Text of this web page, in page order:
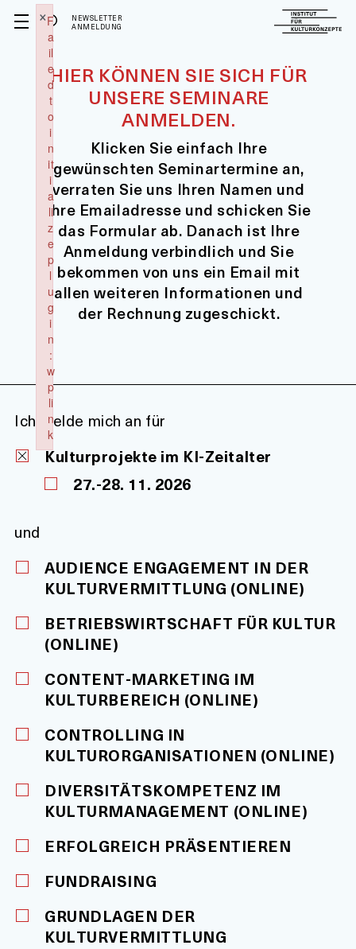
NEWSLETTER
ANMELDUNG
HIER KÖNNEN SIE SICH FÜR
UNSERE SEMINARE
ANMELDEN.
Klicken Sie einfach Ihre
gewünschten Seminartermine an,
verraten Sie uns Ihren Namen und
Ihre Emailadresse und schicken Sie
das Formular ab. Danach ist Ihre
Anmeldung verbindlich und Sie
bekommen von uns ein Email mit
allen weiteren Informationen und
der Rechnung zugeschickt.
Ich melde mich an für
Kulturprojekte im KI-Zeitalter
27.-28. 11. 2026
und
AUDIENCE ENGAGEMENT IN DER
KULTURVERMITTLUNG (ONLINE)
BETRIEBSWIRTSCHAFT FÜR KULTUR
(ONLINE)
CONTENT-MARKETING IM
KULTURBEREICH (ONLINE)
CONTROLLING IN
KULTURORGANISATIONEN (ONLINE)
DIVERSITÄTSKOMPETENZ IM
KULTURMANAGEMENT (ONLINE)
ERFOLGREICH PRÄSENTIEREN
FUNDRAISING
GRUNDLAGEN DER
KULTURVERMITTLUNG
F
a
il
e
d
t
o
i
n
it
i
a
li
z
e
p
l
u
g
i
n
:
w
p
li
n
k
×
Failed to initialize plugin: wplink